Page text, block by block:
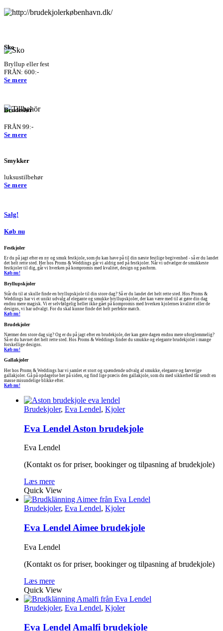
Sko
Bryllup eller fest
FRÅN: 600:-
Se mere
Brudeslør
FRÅN 99:-
Se mere
Smykker
luksustilbehør
Se mere
Salg!
Køb nu
Festkjoler
Er du på jagt efter en ny og smuk festkjole, som du kan have på til din næste festlige begivenhed - så er du landet
det helt rette sted. Her hos Proms & Weddings går vi aldrig ned på festkjoler. Når vi udvælger de smukkeste
festkjoler til dig, går vi hverken på kompromis med kvalitet, design og pasform.
Køb nu!
Bryllupskjoler
Står du til at skulle finde en bryllupskjole til din store dag? Så er du landet det helt rette sted. Hos Proms &
Weddings har vi et unikt udvalg af elegante og smukke bryllupskjoler, der kan være med til at gøre din dag
endnu mere magisk. Vi er selvfølgelig heller ikke gået på kompromis med hverken kjolernes kvalitet eller de
designs, vi har udvalgt. For du skal kunne finde det helt perfekte match.
Køb nu!
Brudekjoler
Nærmer den store dag sig? Og er du på jagt efter en brudekjole, der kan gøre dagen endnu mere uforglemmelig?
Så er du havnet det helt rette sted. Hos Proms & Weddings finder du smukke og elegante brudekjoler i mange
forskellige designs.
Køb nu!
Gallakjoler
Her hos Proms & Weddings har vi samlet et stort og spændende udvalg af smukke, elegante og farverige
gallakjoler. Gå på opdagelse her på siden, og find lige præcis den gallakjole, som du med sikkerhed får sendt en
masse misundelige blikke efter.
Køb nu!
Brudekjoler, Eva Lendel, Kjoler
Eva Lendel Aston brudekjole
Eva Lendel
(Kontakt os for priser, bookinger og tilpasning af brudekjole)
Læs mere
Quick View
Brudekjoler, Eva Lendel, Kjoler
Eva Lendel Aimee brudekjole
Eva Lendel
(Kontakt os for priser, bookinger og tilpasning af brudekjole)
Læs mere
Quick View
Brudekjoler, Eva Lendel, Kjoler
Eva Lendel Amalfi brudekjole